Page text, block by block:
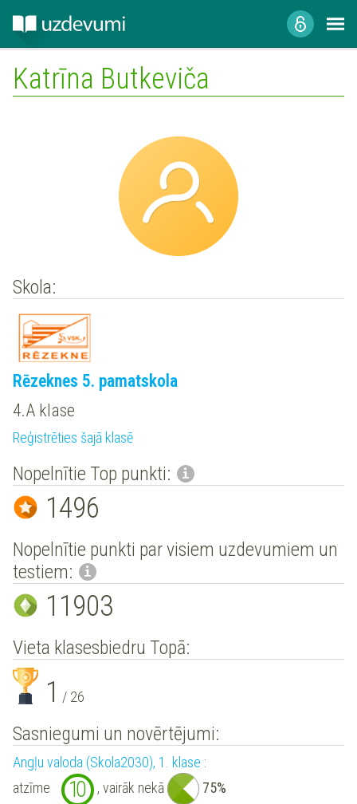
Katrīna Butkeviča
Skola:
Rēzeknes 5. pamatskola
4.A klase
Reģistrēties šajā klasē
Nopelnītie Top punkti:
1496
Nopelnītie punkti par visiem uzdevumiem un
testiem:
11903
Vieta klasesbiedru Topā:
1 / 26
Sasniegumi un novērtējumi:
Angļu valoda (Skola2030), 1. klase :
atzīme
10 , vairāk nekā 75%